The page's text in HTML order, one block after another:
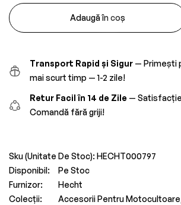
Adaugă în coș
Transport Rapid și Sigur — Primești
mai scurt timp — 1-2 zile!
Retur Facil în 14 de Zile —
Comandă fără griji!
Sku (Unitate De Stoc): HECHT000797
Disponibil:
Pe Stoc
Furnizor:
Hecht
Colecții:
Accesorii Pentru